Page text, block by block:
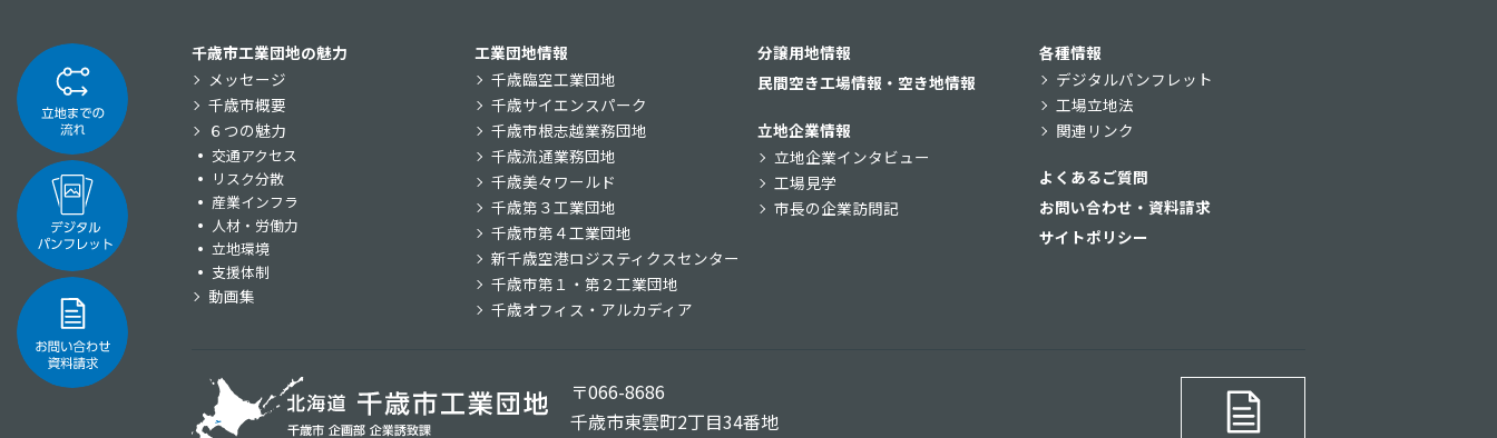
千歳市工業団地の魅力
メッセージ
千歳市概要
６つの魅力
交通アクセス
リスク分散
産業インフラ
人材・労働力
立地環境
支援体制
動画集
工業団地情報
千歳臨空工業団地
千歳サイエンスパーク
千歳市根志越業務団地
千歳流通業務団地
千歳美々ワールド
千歳第３工業団地
千歳市第４工業団地
新千歳空港ロジスティクスセンター
千歳市第１・第２工業団地
千歳オフィス・アルカディア
分譲用地情報
民間空き工場情報・空き地情報
立地企業情報
立地企業インタビュー
工場見学
市長の企業訪問記
各種情報
デジタルパンフレット
工場立地法
関連リンク
よくあるご質問
お問い合わせ・資料請求
サイトポリシー
〒066-8686
千歳市東雲町2丁目34番地